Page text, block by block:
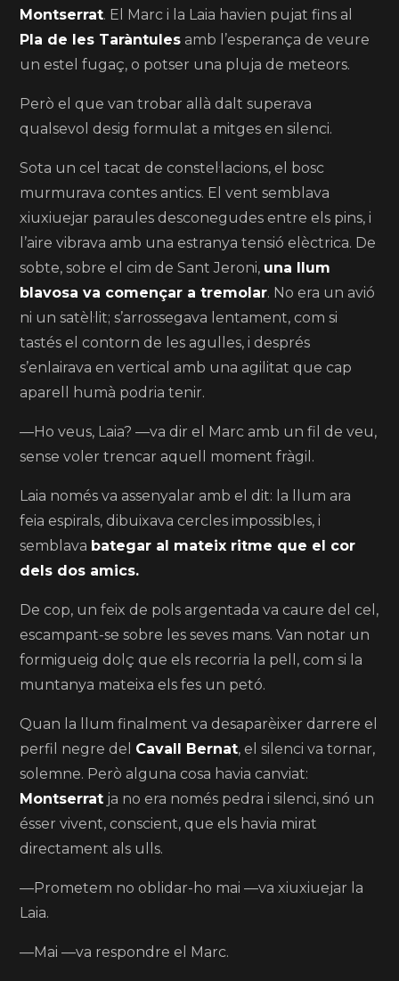
Montserrat. El Marc i la Laia havien pujat fins al
Pla de les Taràntules amb l’esperança de veure
un estel fugaç, o potser una pluja de meteors.
Però el que van trobar allà dalt superava
qualsevol desig formulat a mitges en silenci.
Sota un cel tacat de constel·lacions, el bosc
murmurava contes antics. El vent semblava
xiuxiuejar paraules desconegudes entre els pins, i
l’aire vibrava amb una estranya tensió elèctrica. De
sobte, sobre el cim de Sant Jeroni, una llum
blavosa va començar a tremolar. No era un avió
ni un satèl·lit; s’arrossegava lentament, com si
tastés el contorn de les agulles, i després
s’enlairava en vertical amb una agilitat que cap
aparell humà podria tenir.
—Ho veus, Laia? —va dir el Marc amb un fil de veu,
sense voler trencar aquell moment fràgil.
Laia només va assenyalar amb el dit: la llum ara
feia espirals, dibuixava cercles impossibles, i
semblava bategar al mateix ritme que el cor
dels dos amics.
De cop, un feix de pols argentada va caure del cel,
escampant-se sobre les seves mans. Van notar un
formigueig dolç que els recorria la pell, com si la
muntanya mateixa els fes un petó.
Quan la llum finalment va desaparèixer darrere el
perfil negre del Cavall Bernat, el silenci va tornar,
solemne. Però alguna cosa havia canviat:
Montserrat ja no era només pedra i silenci, sinó un
ésser vivent, conscient, que els havia mirat
directament als ulls.
—Prometem no oblidar-ho mai —va xiuxiuejar la
Laia.
—Mai —va respondre el Marc.